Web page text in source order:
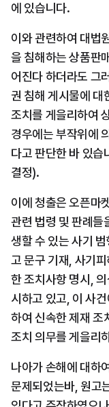
에 있습니다.
이와 관련하여 대법
을 침해하는 상품판
어진다 하더라도 그
권 침해 게시물에 대
조치를 게을리하여
경우에는 부작위에
다고 판단한 바 있
결정).
이에 청출은 오픈마
관련 법령 및 판례들
생할 수 있는 사기
고 문구 기재, 사기
한 조치사항 명시,
시하고 있고, 이 사
하여 신속한 제재 조
조치 의무를 게을리
나아가 손해에 대하
문제되었는바, 원고